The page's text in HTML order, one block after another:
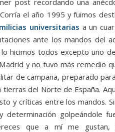
el año 1995 y fuimos
milicias universitarias a un
ante los mandos del
hicimos todos excepto uno
y no tuvo más remedio
de campaña, preparado
tierras del Norte de España.
y críticas entre los mandos.
determinación golpeándole
que a mí me gustan,